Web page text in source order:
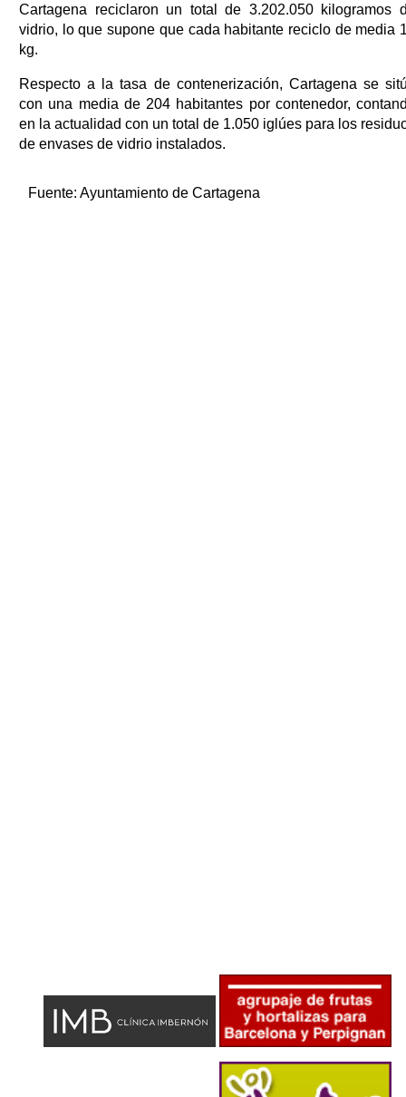
Cartagena reciclaron un total de 3.202.050 kilogramos
vidrio, lo que supone que cada habitante reciclo de media
kg.
Respecto a la tasa de contenerización, Cartagena se
con una media de 204 habitantes por contenedor,
en la actualidad con un total de 1.050 iglúes para los
de envases de vidrio instalados.
Fuente: Ayuntamiento de Cartagena